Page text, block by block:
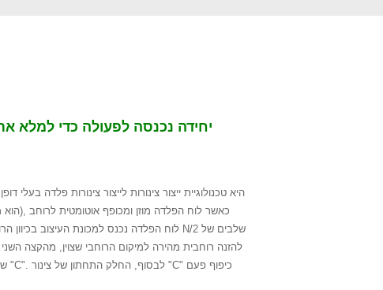
יחידה נכנסה לפעולה כדי למלא